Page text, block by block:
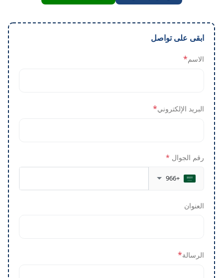
ابقى على تواصل
الاسم*
البريد الإلكتروني*
رقم الجوال *
+966
العنوان
الرسالة*